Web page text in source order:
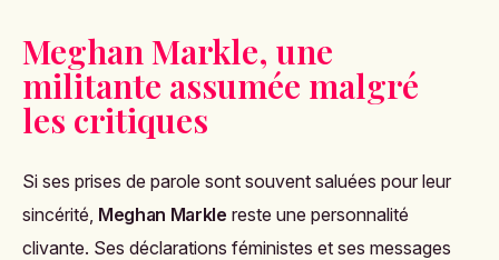
Meghan Markle, une
militante assumée malgré
les critiques
Si ses prises de parole sont souvent saluées pour leur
sincérité, Meghan Markle reste une personnalité
clivante. Ses déclarations féministes et ses messages